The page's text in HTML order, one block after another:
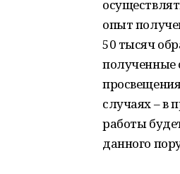
опыт
50 тысяч
полученные
случаях – в
работы
данного